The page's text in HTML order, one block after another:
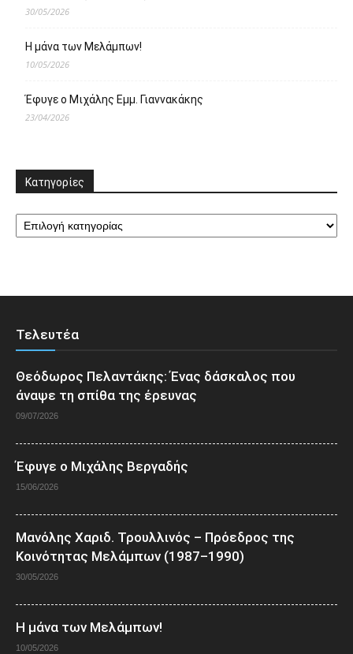
30/05/2026
Η μάνα των Μελάμπων!
10/05/2026
Έφυγε ο Μιχάλης Εμμ. Γιαννακάκης
23/04/2026
Κατηγορίες
Τελευτέα
Θεόδωρος Πελαντάκης: Ένας δάσκαλος που
άναψε τη σπίθα της έρευνας
09/07/2026
Έφυγε ο Μιχάλης Βεργαδής
15/06/2026
Μανόλης Χαριδ. Τρουλλινός – Πρόεδρος της
Κοινότητας Μελάμπων (1987–1990)
30/05/2026
Η μάνα των Μελάμπων!
10/05/2026